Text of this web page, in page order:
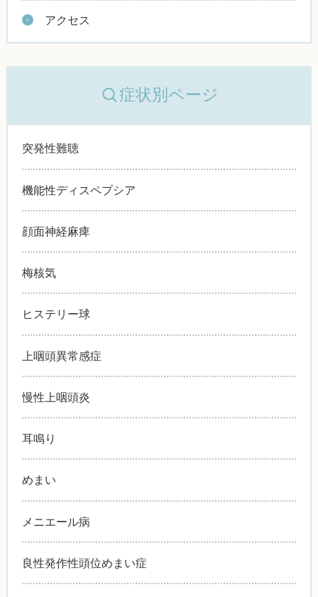
アクセス
症状別ページ
突発性難聴
機能性ディスペプシア
顔面神経麻痺
梅核気
ヒステリー球
上咽頭異常感症
慢性上咽頭炎
耳鳴り
めまい
メニエール病
良性発作性頭位めまい症